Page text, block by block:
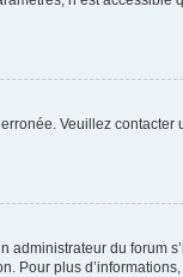
Veuillez
du forum
Pour plus